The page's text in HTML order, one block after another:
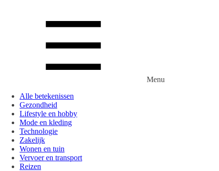
Menu
Alle betekenissen
Gezondheid
Lifestyle en hobby
Mode en kleding
Technologie
Zakelijk
Wonen en tuin
Vervoer en transport
Reizen